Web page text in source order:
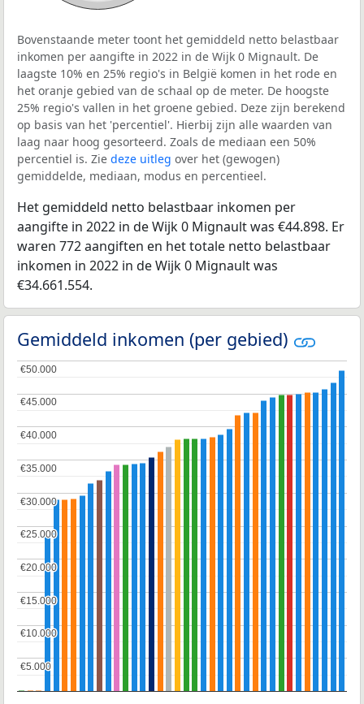
Bovenstaande meter toont het gemiddeld netto belastbaar
inkomen per aangifte in 2022 in de Wijk 0 Mignault. De
laagste 10% en 25% regio's in België komen in het rode en
het oranje gebied van de schaal op de meter. De hoogste
25% regio's vallen in het groene gebied. Deze zijn berekend
op basis van het 'percentiel'. Hierbij zijn alle waarden van
laag naar hoog gesorteerd. Zoals de mediaan een 50%
percentiel is. Zie deze uitleg over het (gewogen)
gemiddelde, mediaan, modus en percentieel.
Het gemiddeld netto belastbaar inkomen per
aangifte in 2022 in de Wijk 0 Mignault was €44.898. Er
waren 772 aangiften en het totale netto belastbaar
inkomen in 2022 in de Wijk 0 Mignault was
€34.661.554.
Gemiddeld inkomen (per gebied)
€5.000
€5.000
€10.000
€10.000
€15.000
€15.000
€20.000
€20.000
€25.000
€25.000
€30.000
€30.000
€35.000
€35.000
€40.000
€40.000
€45.000
€45.000
€50.000
€50.000